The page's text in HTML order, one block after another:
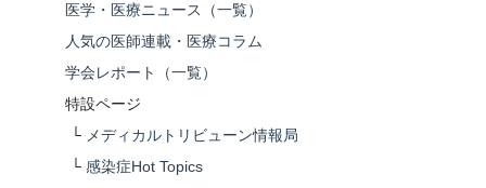
医学・医療ニュース（一覧）
人気の医師連載・医療コラム
学会レポート（一覧）
特設ページ
└ メディカルトリビューン情報局
└ 感染症Hot Topics